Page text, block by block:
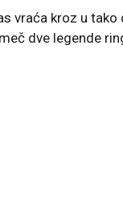
vraća kroz u
dve legende